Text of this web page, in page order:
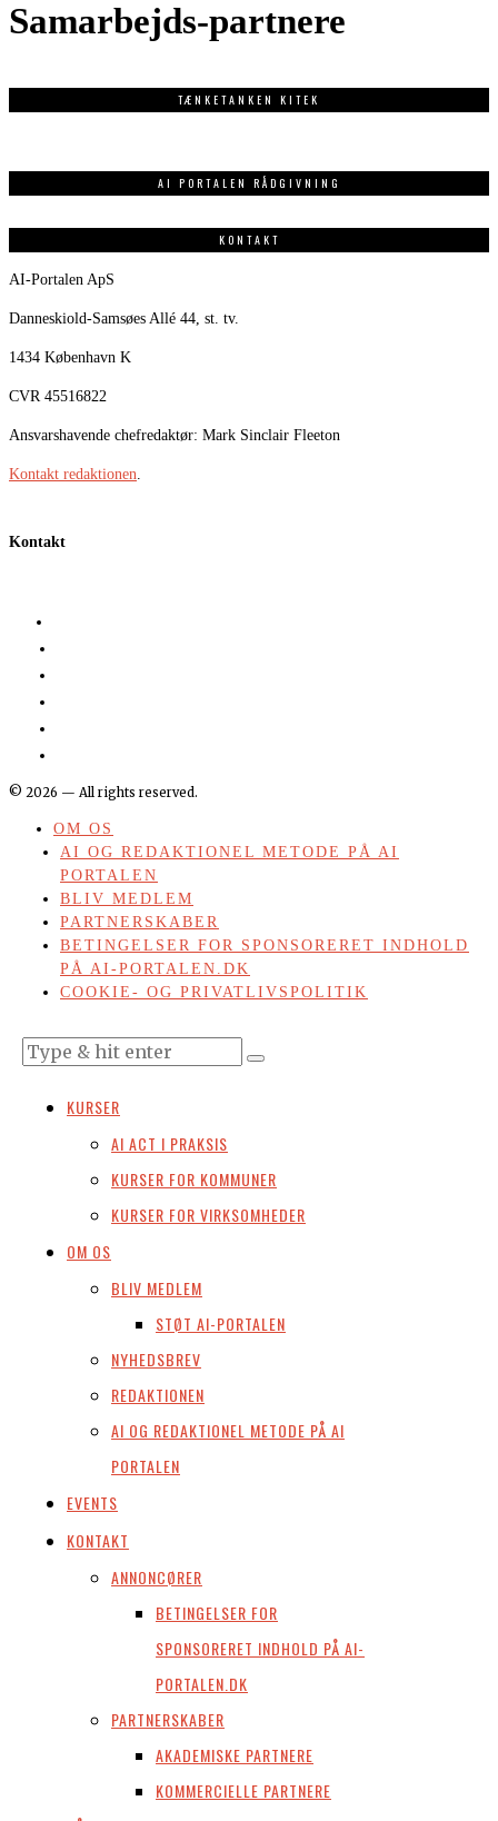
Samarbejds-partnere
TÆNKETANKEN KITEK
AI PORTALEN RÅDGIVNING
KONTAKT
AI-Portalen ApS
Danneskiold-Samsøes Allé 44, st. tv.
1434 København K
CVR 45516822
Ansvarshavende chefredaktør: Mark Sinclair Fleeton
Kontakt redaktionen
Kontakt
© 2026 — All rights reserved.
OM OS
AI OG REDAKTIONEL METODE PÅ AI
PORTALEN
BLIV MEDLEM
PARTNERSKABER
BETINGELSER FOR SPONSORERET INDHOLD
PÅ AI-PORTALEN.DK
COOKIE- OG PRIVATLIVSPOLITIK
KURSER
AI ACT I PRAKSIS
KURSER FOR KOMMUNER
KURSER FOR VIRKSOMHEDER
OM OS
BLIV MEDLEM
STØT AI-PORTALEN
NYHEDSBREV
REDAKTIONEN
AI OG REDAKTIONEL METODE PÅ AI
PORTALEN
EVENTS
KONTAKT
ANNONCØRER
BETINGELSER FOR
SPONSORERET INDHOLD PÅ AI-
PORTALEN.DK
PARTNERSKABER
AKADEMISKE PARTNERE
KOMMERCIELLE PARTNERE